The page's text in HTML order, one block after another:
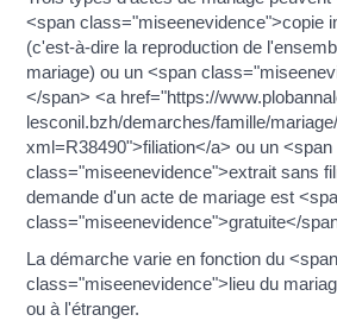
<span class="miseenevidence">copie
(c'est-à-dire la reproduction de
mariage) ou un <span
</span> <a href="https://
lesconil.bzh/demarches/famille/
xml=R38490">filiation</a> ou un <span
class="miseenevidence">extrait sans
demande d'un acte de mariage est
class="miseenevidence">gratuite</
La démarche varie en fonction du <span
class="miseenevidence">lieu du
ou à l'étranger.